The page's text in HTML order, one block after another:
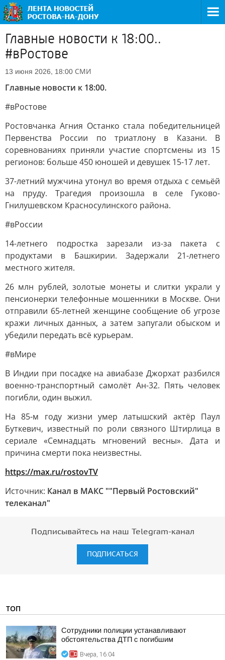
Главные новости к 18:00..
#вРостове
13 июня 2026, 18:00 СМИ
Главные новости к 18:00.
#вРостове
Ростовчанка Агния Останко стала победительницей
Первенства России по триатлону в Казани. В
соревнованиях приняли участие спортсмены из 15
регионов: больше 450 юношей и девушек 15-17 лет.
37-летний мужчина утонул во время отдыха с семьёй
на пруду. Трагедия произошла в селе Гуково-
Гнилушевском Красносулинского района.
#вРоссии
14-летнего подростка зарезали из-за пакета с
продуктами в Башкирии. Задержали 21-летнего
местного жителя.
26 млн рублей, золотые монеты и слитки украли у
пенсионерки телефонные мошенники в Москве. Они
отправили 65-летней женщине сообщение об угрозе
кражи личных данных, а затем запугали обыском и
убедили передать всё курьерам.
#вМире
В Индии при посадке на авиабазе Джорхат разбился
военно-транспортный самолёт Ан-32. Пять человек
погибли, один выжил.
На 85-м году жизни умер латышский актёр Паул
Буткевич, известный по роли связного Штирлица в
сериале «Семнадцать мгновений весны». Дата и
причина смерти пока неизвестны.
https://max.ru/rostovTV
Источник: Канал в МАКС ""Первый Ростовский"
телеканал"
Подписывайтесь на наш Telegram-канал
ПОДПИСАТЬСЯ
ТОП
Сотрудники полиции устанавливают
обстоятельства ДТП с погибшим
Вчера, 16:04